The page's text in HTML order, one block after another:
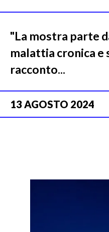
"La mostra parte
malattia cronica e
racconto...
13 AGOSTO 2024